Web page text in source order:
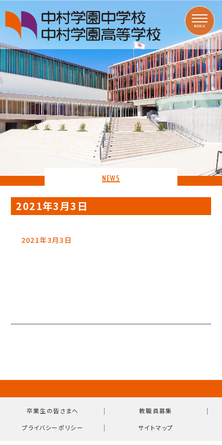
MENU
NEWS
2021年3月3日
2021年3月3日
卒業生の皆さまへ ｜ 教職員募集 ｜
プライバシーポリシー ｜ サイトマップ